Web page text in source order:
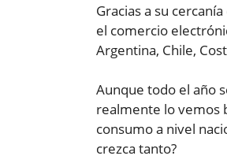
Gracias a su
el comercio
Argentina, Chile,
Aunque todo el año
realmente lo vemos
consumo a nivel
crezca tanto?